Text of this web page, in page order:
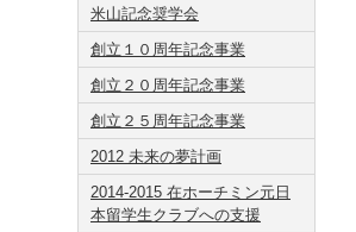
米山記念奨学会
創立１０周年記念事業
創立２０周年記念事業
創立２５周年記念事業
2012 未来の夢計画
2014-2015 在ホーチミン元日
本留学生クラブへの支援